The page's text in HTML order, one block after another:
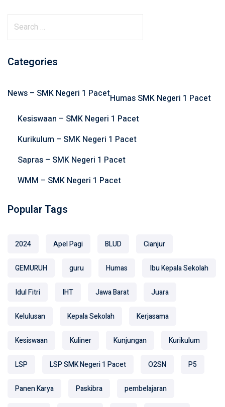
r
f
Categories
News – SMK Negeri 1 PacetHumas SMK Negeri 1 Pacet
Kesiswaan – SMK Negeri 1 Pacet
Kurikulum – SMK Negeri 1 Pacet
Sapras – SMK Negeri 1 Pacet
WMM – SMK Negeri 1 Pacet
Popular Tags
2024 Apel Pagi BLUD Cianjur
GEMURUH guru Humas Ibu Kepala Sekolah
Idul Fitri IHT Jawa Barat Juara
Kelulusan Kepala Sekolah Kerjasama
Kesiswaan Kuliner Kunjungan Kurikulum
LSP LSP SMK Negeri 1 Pacet O2SN P5
Panen Karya Paskibra pembelajaran